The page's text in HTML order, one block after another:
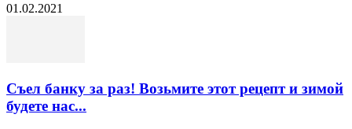
01.02.2021
Съел банку за раз! Возьмите этот рецепт и зимой
будете нас...